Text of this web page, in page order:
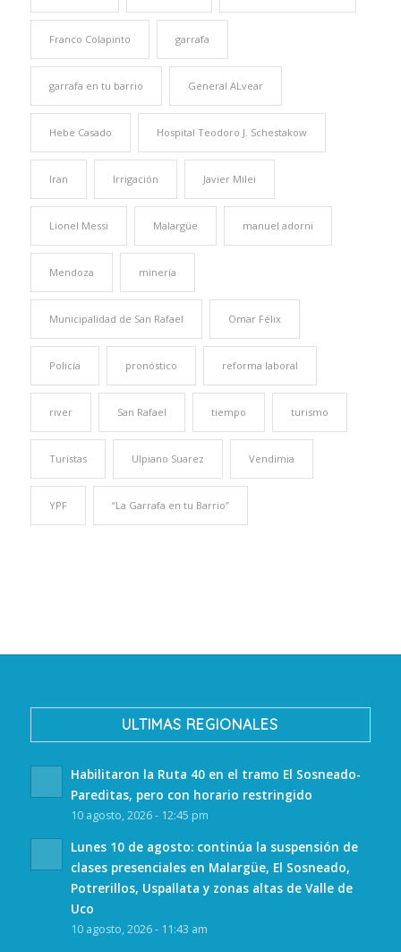
Franco Colapinto garrafa
garrafa en tu barrio General ALvear
Hebe Casado Hospital Teodoro J. Schestakow
Iran Irrigación Javier Milei
Lionel Messi Malargüe manuel adorni
Mendoza minería
Municipalidad de San Rafael Omar Félix
Policía pronóstico reforma laboral
river San Rafael tiempo turismo
Turistas Ulpiano Suarez Vendimia
YPF “La Garrafa en tu Barrio”
ULTIMAS REGIONALES
Habilitaron la Ruta 40 en el tramo El Sosneado-
Pareditas, pero con horario restringido
10 agosto, 2026 - 12:45 pm
Lunes 10 de agosto: continúa la suspensión de
clases presenciales en Malargüe, El Sosneado,
Potrerillos, Uspallata y zonas altas de Valle de
Uco
10 agosto, 2026 - 11:43 am